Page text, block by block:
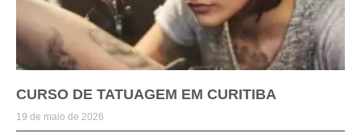
CURSO DE TATUAGEM EM CURITIBA
19 de maio de 2026